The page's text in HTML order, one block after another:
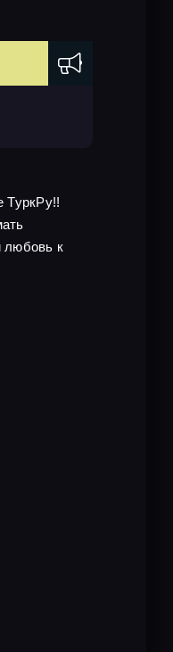
ТуркРу!!
любовь к